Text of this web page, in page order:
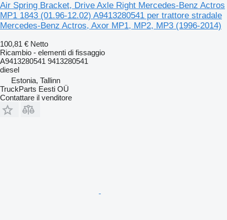
Air Spring Bracket, Drive Axle Right Mercedes-Benz Actros
MP1 1843 (01.96-12.02) A9413280541 per trattore stradale
Mercedes-Benz Actros, Axor MP1, MP2, MP3 (1996-2014)
100,81 € Netto
Ricambio - elementi di fissaggio
A9413280541 9413280541
diesel
Estonia, Tallinn
TruckParts Eesti OÜ
Contattare il venditore